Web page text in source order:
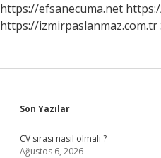
https://efsanecuma.net
https://izmirpaslanmaz.com.tr
Sidebar
Son Yazılar
CV sırası nasıl olmalı ?
Ağustos 6, 2026